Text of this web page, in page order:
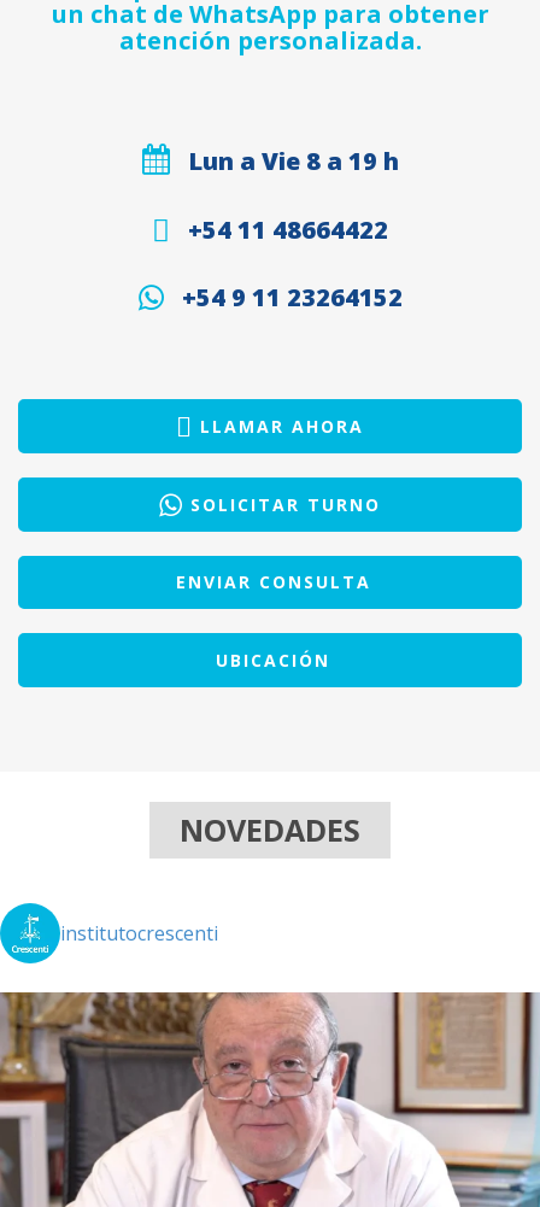
un chat de WhatsApp para obtener
atención personalizada.
Lun a Vie 8 a 19 h
+54 11 48664422
+54 9 11 23264152
LLAMAR AHORA
SOLICITAR TURNO
ENVIAR CONSULTA
UBICACIÓN
NOVEDADES
institutocrescenti